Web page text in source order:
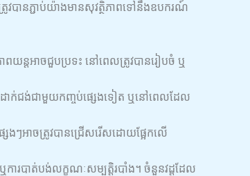
រូវបានភ្ជាប់យ៉ាងមានសុវត្ថិភាពទៅនឹងឧបករណ៍
ពយន្តអាចជួបប្រទះ នៅពេលត្រូវបានរៀបចំ ឬ
េលដាក់ជង់ជាមួយកញ្ចប់ផ្សេងទៀត ឬនៅពេលដែល
េងៗអាចត្រូវបានជ្រើសរើសដោយផ្អែកលើ
ឬការបាត់បង់លក្ខណៈសម្បត្តិរបាំង។ ចំនួនវដ្តដែល